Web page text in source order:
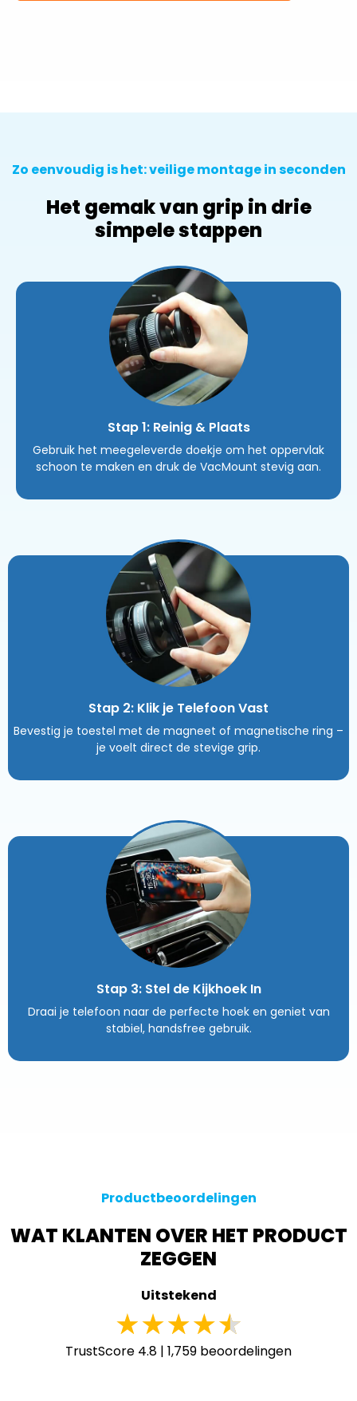
Zo eenvoudig is het: veilige montage in seconden
Het gemak van grip in drie
simpele stappen
Stap 1: Reinig & Plaats
Gebruik het meegeleverde doekje om het oppervlak
schoon te maken en druk de VacMount stevig aan.
Stap 2: Klik je Telefoon Vast
Bevestig je toestel met de magneet of magnetische ring –
je voelt direct de stevige grip.
Stap 3: Stel de Kijkhoek In
Draai je telefoon naar de perfecte hoek en geniet van
stabiel, handsfree gebruik.
Productbeoordelingen
WAT KLANTEN OVER HET PRODUCT
ZEGGEN
Uitstekend
TrustScore 4.8 | 1,759 beoordelingen